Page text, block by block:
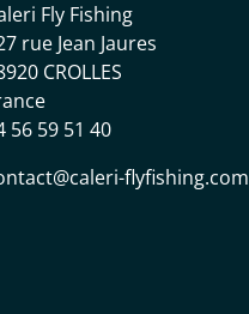
Fly Fishing
rue Jean Jaures
CROLLES
56 59 51 40
flyfishing.com